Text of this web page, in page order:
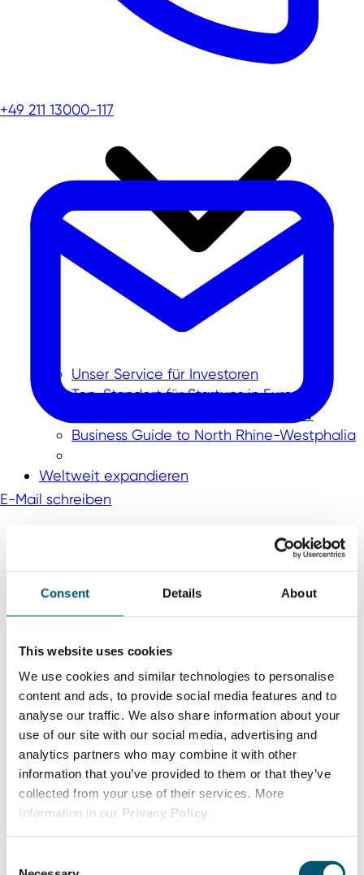
Consent Details About
This website uses cookies
We use cookies and similar technologies to personalise
content and ads, to provide social media features and to
analyse our traffic. We also share information about your
use of our site with our social media, advertising and
analytics partners who may combine it with other
information that you’ve provided to them or that they’ve
collected from your use of their services. More
Information in our Privacy Policy.
Unser Service für Investoren
Top-Standort für Startups in Europa
Internationale Unternehmen in NRW
Business Guide to North Rhine-Westphalia
Weltweit expandieren
+49 211 13000-117
E-Mail schreiben